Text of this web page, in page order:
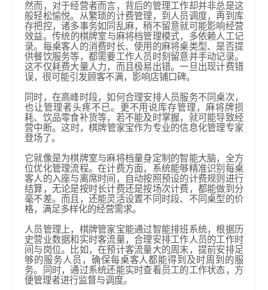
然而，对于经营者而言，背后的管理工作却并非总是这
般轻松愉悦。从繁琐的计费管理，到人员调度，再到库
存把控，诸多事务如同乱麻，稍不留意就可能影响经营
效益。​ 传统的棋牌室与麻将档管理模式，多依赖人工记
录。每桌客人的消费时长、使用的麻将桌类型、是否提
供餐饮服务等，都需要工作人员时刻留意并手动记录。
这不仅耗费大量人力，而且极易出错。一旦出现计费错
误，很可能引发顾客不满，影响店铺口碑。
同时，在高峰时段，如何合理安排人员服务不同桌次，
也让管理者头疼不已。更不用说库存管理，麻将牌损
耗、饮品零食补货等，若不能及时掌握，就可能导致经
营中断。​ 这时，棋牌管家宝作为专业的信息化管理专家
登场了。
它就像是为棋牌室与麻将档量身定制的智能大脑，全方
位优化管理流程。在计费方面，系统能够精准识别每桌
客人的入座与离席时间，自动按照预设的计费规则进行
结算，无论是按时长计费还是按场次计费，都能做到分
毫不差。而且，还能灵活设置不同时段、不同桌型的价
格，满足多样化的经营需求。​
人员管理上，棋牌管家宝能通过智能排班系统，根据历
史营业数据和实时客流量，合理安排工作人员的工作时
间与岗位。比如，在预计客流量大的周末，提前安排足
够的服务人员，确保每桌客人都能得到及时周到的服
务。同时，通过系统还能实时查看员工的工作状态，方
便管理者进行监督与调度。​